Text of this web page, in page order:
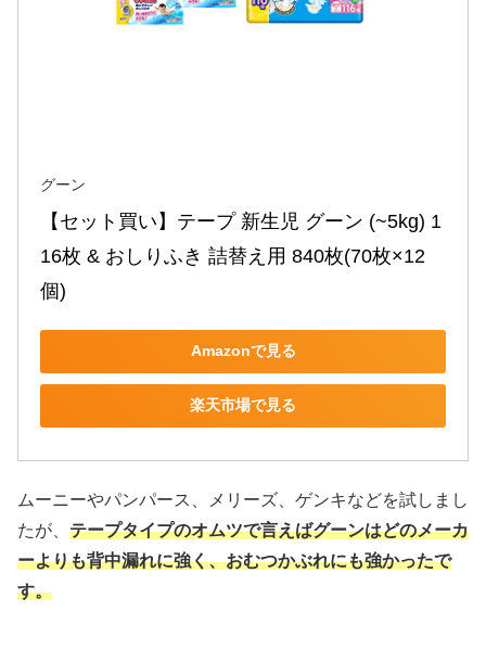
グーン
【セット買い】テープ 新生児 グーン (~5kg) 1
16枚 & おしりふき 詰替え用 840枚(70枚×12
個)
Amazonで見る
楽天市場で見る
ムーニーやパンパース、メリーズ、ゲンキなどを試しまし
たが、 テープタイプのオムツで言えばグーンはどのメーカ
ーよりも背中漏れに強く、おむつかぶれにも強かったで
す。